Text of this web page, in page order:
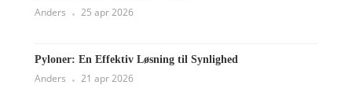
Anders 25 apr 2026
Pyloner: En Effektiv Løsning til Synlighed
Anders 21 apr 2026